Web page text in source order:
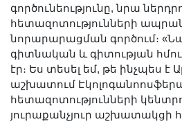
Որոնում
գործունեությունը, նրա
հետազոտությունների
նորարարացման գործում։
գիտնական և գիտության
էր։ Ես տեսել եմ, թե ինչպես է
աշխատում
հետազոտությունների
յուրաքանչյուր աշխատակցի